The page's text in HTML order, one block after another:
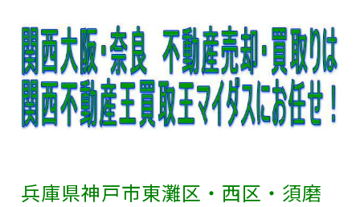
兵庫県神戸市東灘区・西区・須磨